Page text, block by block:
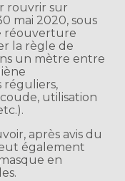
rouvrir sur
mai 2020, sous
réouverture
la règle de
un mètre entre
réguliers,
utilisation
après avis du
également
en